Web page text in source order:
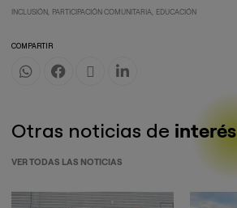
INCLUSIÓN PARTICIPACIÓN COMUNITARIA EDUCACIÓN
COMPARTIR
Otras noticias de interés
VER TODAS LAS NOTICIAS